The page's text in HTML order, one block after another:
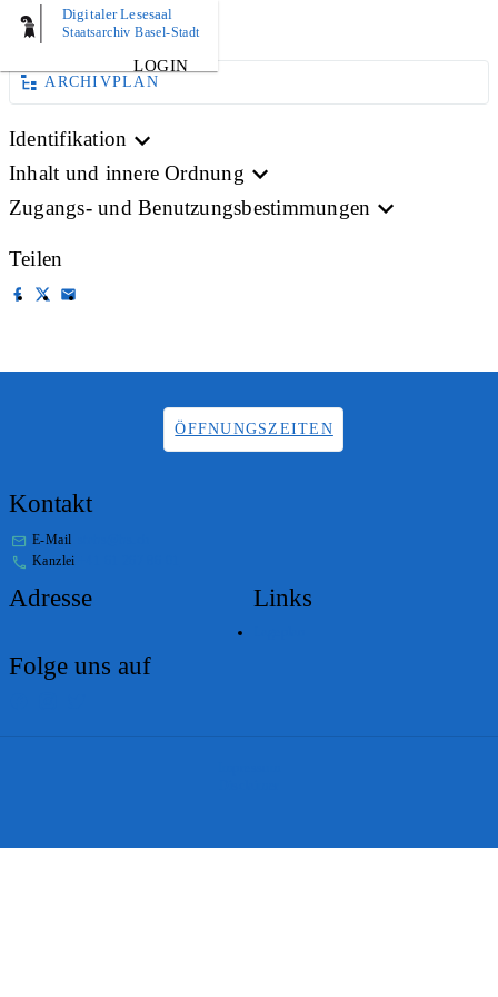
Digitaler Lesesaal
Staatsarchiv Basel-Stadt
LOGIN
BILD
ARCHIVPLAN
Identifikation
Inhalt und innere Ordnung
Zugangs- und Benutzungsbestimmungen
Teilen
ÖFFNUNGSZEITEN
Kontakt
E-Mail
Kanzlei
Adresse Links
Folge uns auf